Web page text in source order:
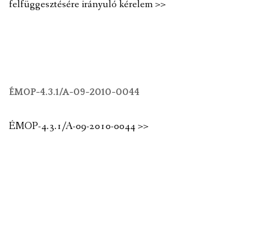
felfüggesztésére irányuló kérelem >>
ÉMOP-4.3.1/A-09-2010-0044
ÉMOP-4.3.1/A-09-2010-0044 >>